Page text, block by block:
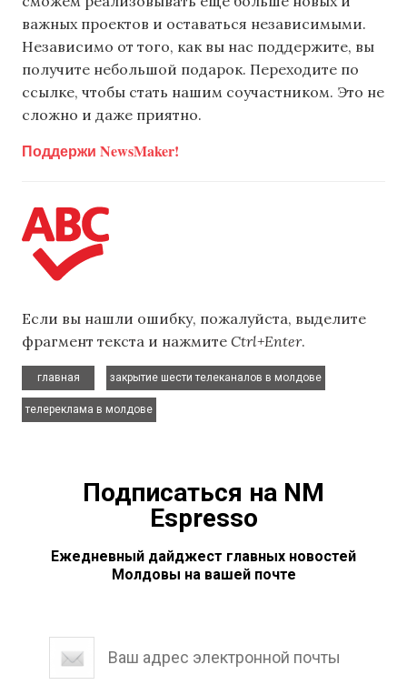
важных проектов и оставаться независимыми.
Независимо от того, как вы нас поддержите, вы
получите небольшой подарок. Переходите по
ссылке, чтобы стать нашим соучастником. Это не
сложно и даже приятно.
Поддержи NewsMaker!
Если вы нашли ошибку, пожалуйста, выделите
фрагмент текста и нажмите Ctrl+Enter.
главная
закрытие шести телеканалов в молдове
телереклама в молдове
Подписаться на NM
Espresso
Ежедневный дайджест главных новостей
Молдовы на вашей почте